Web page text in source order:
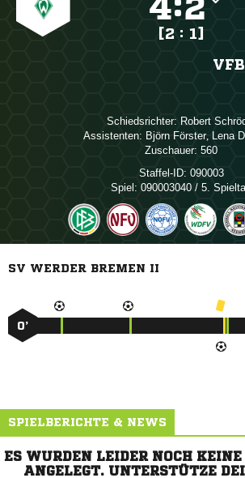
:
[2 : 1]
Schiedsrichter: 
Assistenten:  , 
Zuschauer: 560
Staffel-ID: 090003
Spiel: 090003040 / 5.
SV WERDER BREMEN II
0’
SPIELBERICHTE & NEWS
ES WURDEN LEIDER NOCH
ANGELEGT. UNTERSTÜTZE